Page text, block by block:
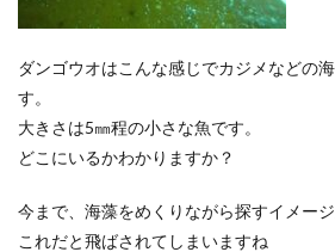
ダンゴウオはこんな感じでカジメなどの
す。
大きさは5㎜程の小さな魚です。
どこにいるかわかりますか？
今まで、海藻をめくりながら探すイメー
これだと飛ばされてしまいますね